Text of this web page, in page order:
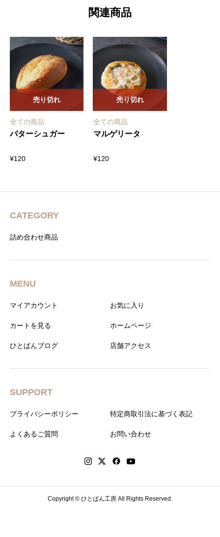
関連商品
全ての商品
バターシュガー
¥120
売り切れ
全ての商品
マルゲリータ
¥120
売り切れ
CATEGORY
詰め合わせ商品
MENU
マイアカウント お気に入り
カートを見る ホームページ
ひとぱんブログ 店舗アクセス
SUPPORT
プライバシーポリシー 特定商取引法に基づく表記
よくあるご質問 お問い合わせ
Copyright © ひとぱん工房 All Rights Reserved.